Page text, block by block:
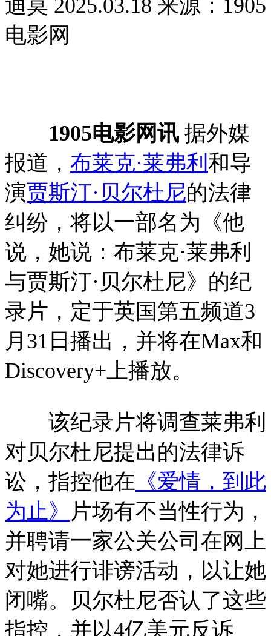
迪莫 2025.03.18 来源：1905
电影网
1905电影网讯据外媒
报道， 布莱克·莱弗利 和导
演贾斯汀·贝尔杜尼的法律
纠纷，将以一部名为《他
说，她说：布莱克·莱弗利
与贾斯汀·贝尔杜尼》的纪
录片，定于英国第五频道3
月31日播出，并将在Max和
Discovery+上播放。
该纪录片将调查莱弗利
对贝尔杜尼提出的法律诉
讼，指控他在 《爱情，到此
为止》
片场有不当性行为，
并聘请一家公关公司在网上
对她进行诽谤活动，以让她
闭嘴。贝尔杜尼否认了这些
指控，并以4亿美元反诉